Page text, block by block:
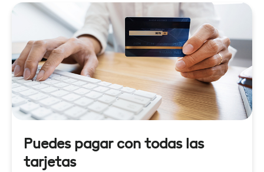
Puedes pagar con todas las
tarjetas